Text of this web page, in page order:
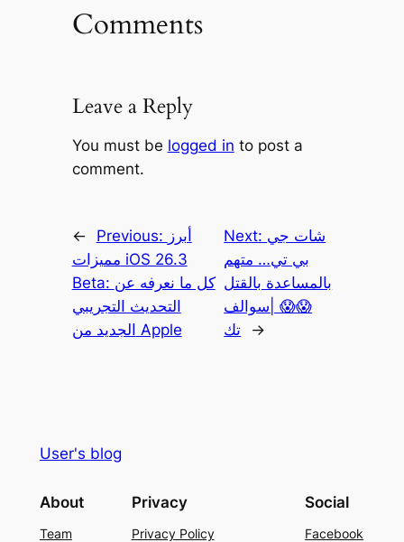
Comments
Leave a Reply
You must be logged in to post a
comment.
← Previous: أبرز
مميزات iOS 26.3
Beta: كل ما نعرفه عن
التحديث التجريبي
الجديد من Apple
Next: شات جي
بي تي… متهم
بالمساعدة بالقتل
😱😱 |سوالف
تك
→
User's blog
About
Team
Privacy
Privacy Policy
Social
Facebook